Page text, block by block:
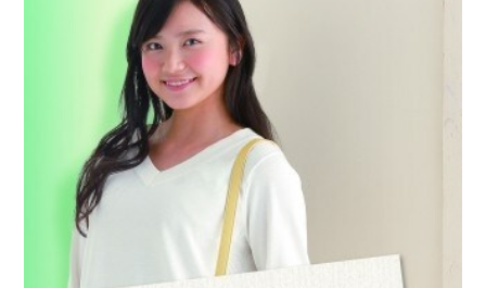
重要なお知らせ
ワコールウェブストア